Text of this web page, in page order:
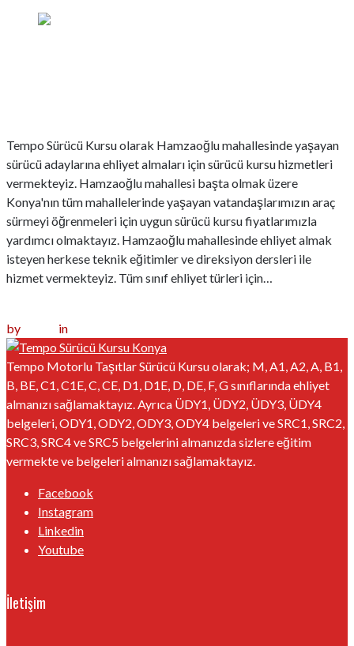
Tempo Sürücü Kursu olarak Hamzaoğlu mahallesinde yaşayan
sürücü adaylarına ehliyet almaları için sürücü kursu hizmetleri
vermekteyiz. Hamzaoğlu mahallesi başta olmak üzere
Konya'nın tüm mahallelerinde yaşayan vatandaşlarımızın araç
sürmeyi öğrenmeleri için uygun sürücü kursu fiyatlarımızla
yardımcı olmaktayız. Hamzaoğlu mahallesinde ehliyet almak
isteyen herkese teknik eğitimler ve direksiyon dersleri ile
hizmet vermekteyiz. Tüm sınıf ehliyet türleri için…
by
in
Tempo Motorlu Taşıtlar Sürücü Kursu olarak; M, A1, A2, A, B1,
B, BE, C1, C1E, C, CE, D1, D1E, D, DE, F, G sınıflarında ehliyet
almanızı sağlamaktayız. Ayrıca ÜDY1, ÜDY2, ÜDY3, ÜDY4
belgeleri, ODY1, ODY2, ODY3, ODY4 belgeleri ve SRC1, SRC2,
SRC3, SRC4 ve SRC5 belgelerini almanızda sizlere eğitim
vermekte ve belgeleri almanızı sağlamaktayız.
Facebook
Instagram
Linkedin
Youtube
İletişim